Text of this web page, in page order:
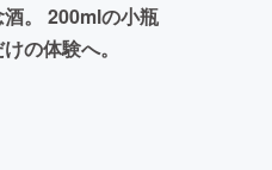
。 200mlの小瓶
の体験へ。